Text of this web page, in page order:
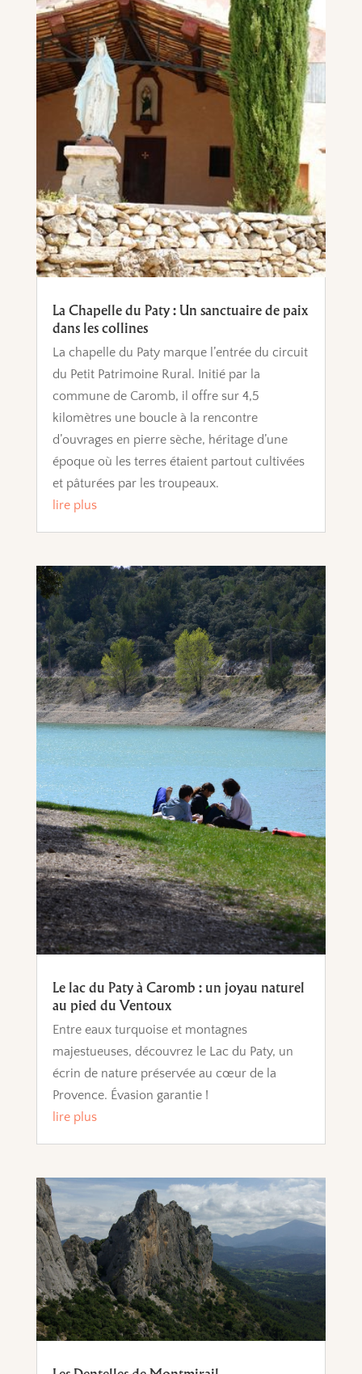
La Chapelle du Paty : Un sanctuaire de paix
dans les collines
La chapelle du Paty marque l’entrée du circuit
du Petit Patrimoine Rural. Initié par la
commune de Caromb, il offre sur 4,5
kilomètres une boucle à la rencontre
d’ouvrages en pierre sèche, héritage d’une
époque où les terres étaient partout cultivées
et pâturées par les troupeaux.
lire plus
Le lac du Paty à Caromb : un joyau naturel
au pied du Ventoux
Entre eaux turquoise et montagnes
majestueuses, découvrez le Lac du Paty, un
écrin de nature préservée au cœur de la
Provence. Évasion garantie !
lire plus